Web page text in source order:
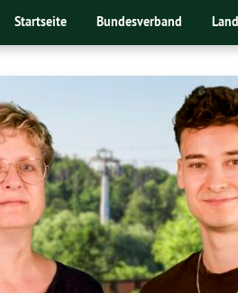
Startseite Bundesverband